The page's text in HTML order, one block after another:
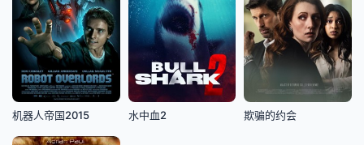
机器人帝国2015 水中血2 欺骗的约会